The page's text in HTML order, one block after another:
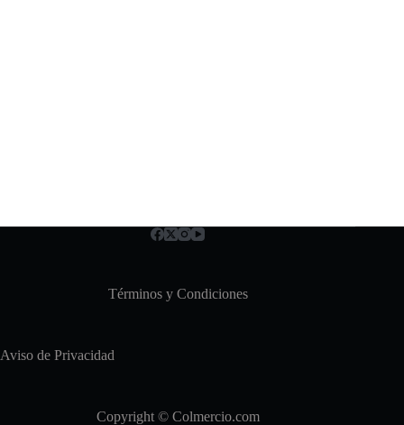
Términos y Condiciones
Aviso de Privacidad
Copyright © Colmercio.com